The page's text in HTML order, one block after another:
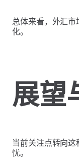
总体来看，外汇
化。
展望
当前关注点转向
忧。